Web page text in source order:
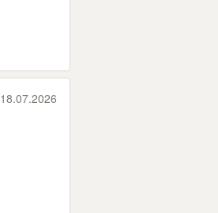
18.07.2026